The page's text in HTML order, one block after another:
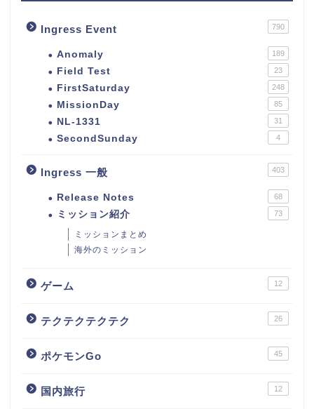
Ingress Event 790
Anomaly 189
Field Test 23
FirstSaturday 248
MissionDay 85
NL-1331 31
SecondSunday 4
Ingress 一般 403
Release Notes 68
ミッション紹介 73
ミッションまとめ
海外のミッション
ゲーム 12
テクテクテクテク 26
ポケモンGo 45
国内旅行 12